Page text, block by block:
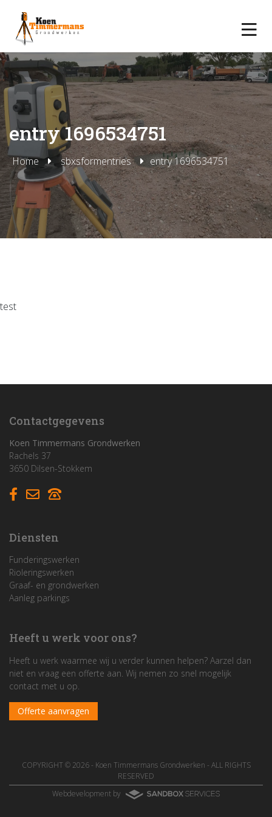
Rioleringswerken
Graaf- en grondwerken
Aanleg parkings
entry 1696534751
Home sbxsformentries entry 1696534751
test
Contactgegevens
Koen Timmermans Grondwerken
Rachels 37
3650 Dilsen-Stokkem
Diensten
Funderingswerken
Rioleringswerken
Graaf- en grondwerken
Aanleg parkings
Heeft u werk voor ons?
Heeft u werk waarmee wij u verder kunnen helpen? Aarzel dan
niet en vraag een offerte aan. Wij nemen zo snel mogelijk
contact met u op.
Offerte aanvragen
COPYRIGHT © 2026 - Koen Timmermans Grondwerken - ALL RIGHTS
RESERVED
Webdevelopment by